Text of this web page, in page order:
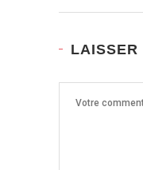
LAISSER